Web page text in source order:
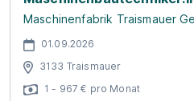
Maschinenfabrik Traismauer
01.09.2026
3133 Traismauer
1 - 967 € pro Monat